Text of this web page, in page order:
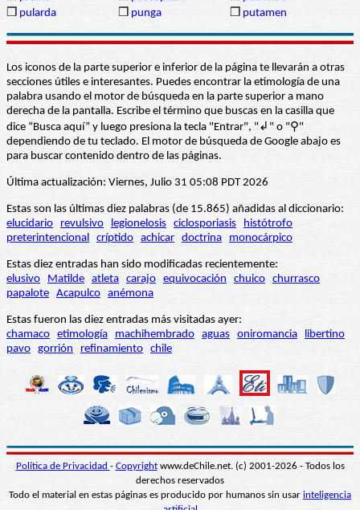
❒ pularda ❒ punga ❒ putamen
Los iconos de la parte superior e inferior de la página te llevarán a otras
secciones útiles e interesantes. Puedes encontrar la etimología de una
palabra usando el motor de búsqueda en la parte superior a mano
derecha de la pantalla. Escribe el término que buscas en la casilla que
dice “Busca aquí” y luego presiona la tecla "Entrar", "↲" o "⚲"
dependiendo de tu teclado. El motor de búsqueda de Google abajo es
para buscar contenido dentro de las páginas.
Última actualización: Viernes, Julio 31 05:08 PDT 2026
Estas son las últimas diez palabras (de 15.865) añadidas al diccionario:
elucidario
revulsivo legionelosis ciclosporiasis
histótrofo
preterintencional críptido achicar doctrina monocárpico
Estas diez entradas han sido modificadas recientemente:
elusivo
Matilde atleta carajo equivocación chuico churrasco
papalote Acapulco anémona
Estas fueron las diez entradas más visitadas ayer:
chamaco etimología machihembrado aguas oniromancia
libertino
pavo gorrión refinamiento chile
Política de Privacidad - Copyrightwww.deChile.net. (c) 2001-2026 - Todos los
derechos reservados
Todo el material en estas páginas es producido por humanos sin usar inteligencia